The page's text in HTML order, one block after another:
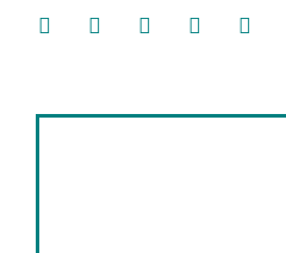
facebooksoundcloud
twitter mastodon